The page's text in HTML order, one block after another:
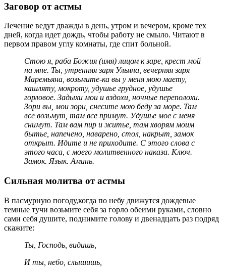
Заговор от астмы
Лечение ведут дважды в день, утром и вечером, кроме тех
дней, когда идет дождь, чтобы работу не смыло. Читают в
первом правом углу комнаты, где спит больной.
Стою я, раба Божия (имя) лицом к заре, крест мой
на мне. Ты, утренняя заря Ульяна, вечерняя заря
Маремьяна, возьмите-ка вы у меня мою маету,
кашляту, мокроту, удушье грудное, удушье
горловое. Задыхи мои и вздохи, ночные переполохи.
Зори вы, мои зори, снесите мою беду за море. Там
все возьмут, там все примут. Удушье мое с меня
снимут. Там вам пир и житье, там хворям моим
бытье, напечено, наварено, стол, накрыт, замок
открыт. Идите и не приходите. С этого слова с
этого часа, с моего молитвенного наказа. Ключ.
Замок. Язык. Аминь.
Сильная молитва от астмы
В пасмурную погоду,когда по небу движутся дождевые
темные тучи возьмите себя за горло обеими руками, словно
сами себя душите, поднимите голову и двенадцать раз подряд
скажите:
Ты, Господь, видишь,
И ты, небо, слышишь,